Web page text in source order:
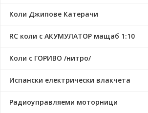
Коли Джипове Катерачи
RC коли с АКУМУЛАТОР мащаб 1:10
Коли с ГОРИВО /нитро/
Испански електрически влакчета
Радиоуправляеми моторници